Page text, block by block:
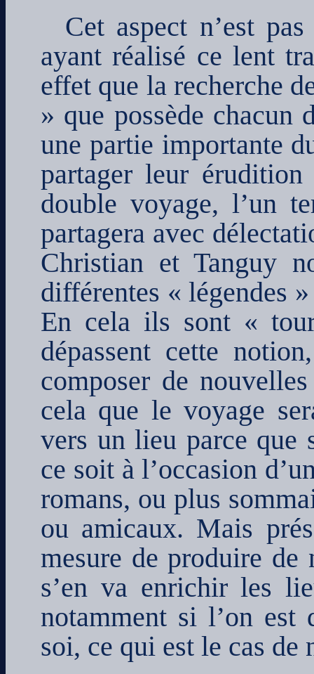
Cet aspect n’est
ayant réalisé ce lent
effet que la recherche
» que possède chacun
une partie importante
partager leur
double voyage, l’un
partagera avec
Christian et Tanguy
différentes « légendes
En cela ils sont «
dépassent cette
composer de
cela que le voyage
vers un lieu parce que
ce soit à l’occasion
romans, ou plus
ou amicaux. Mais
mesure de produire de
s’en va enrichir les
notamment si l’on est
soi, ce qui est le cas de